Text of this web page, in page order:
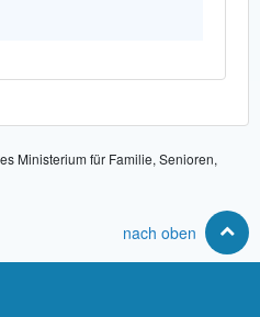
Ministerium für Familie, Senioren,
nach oben